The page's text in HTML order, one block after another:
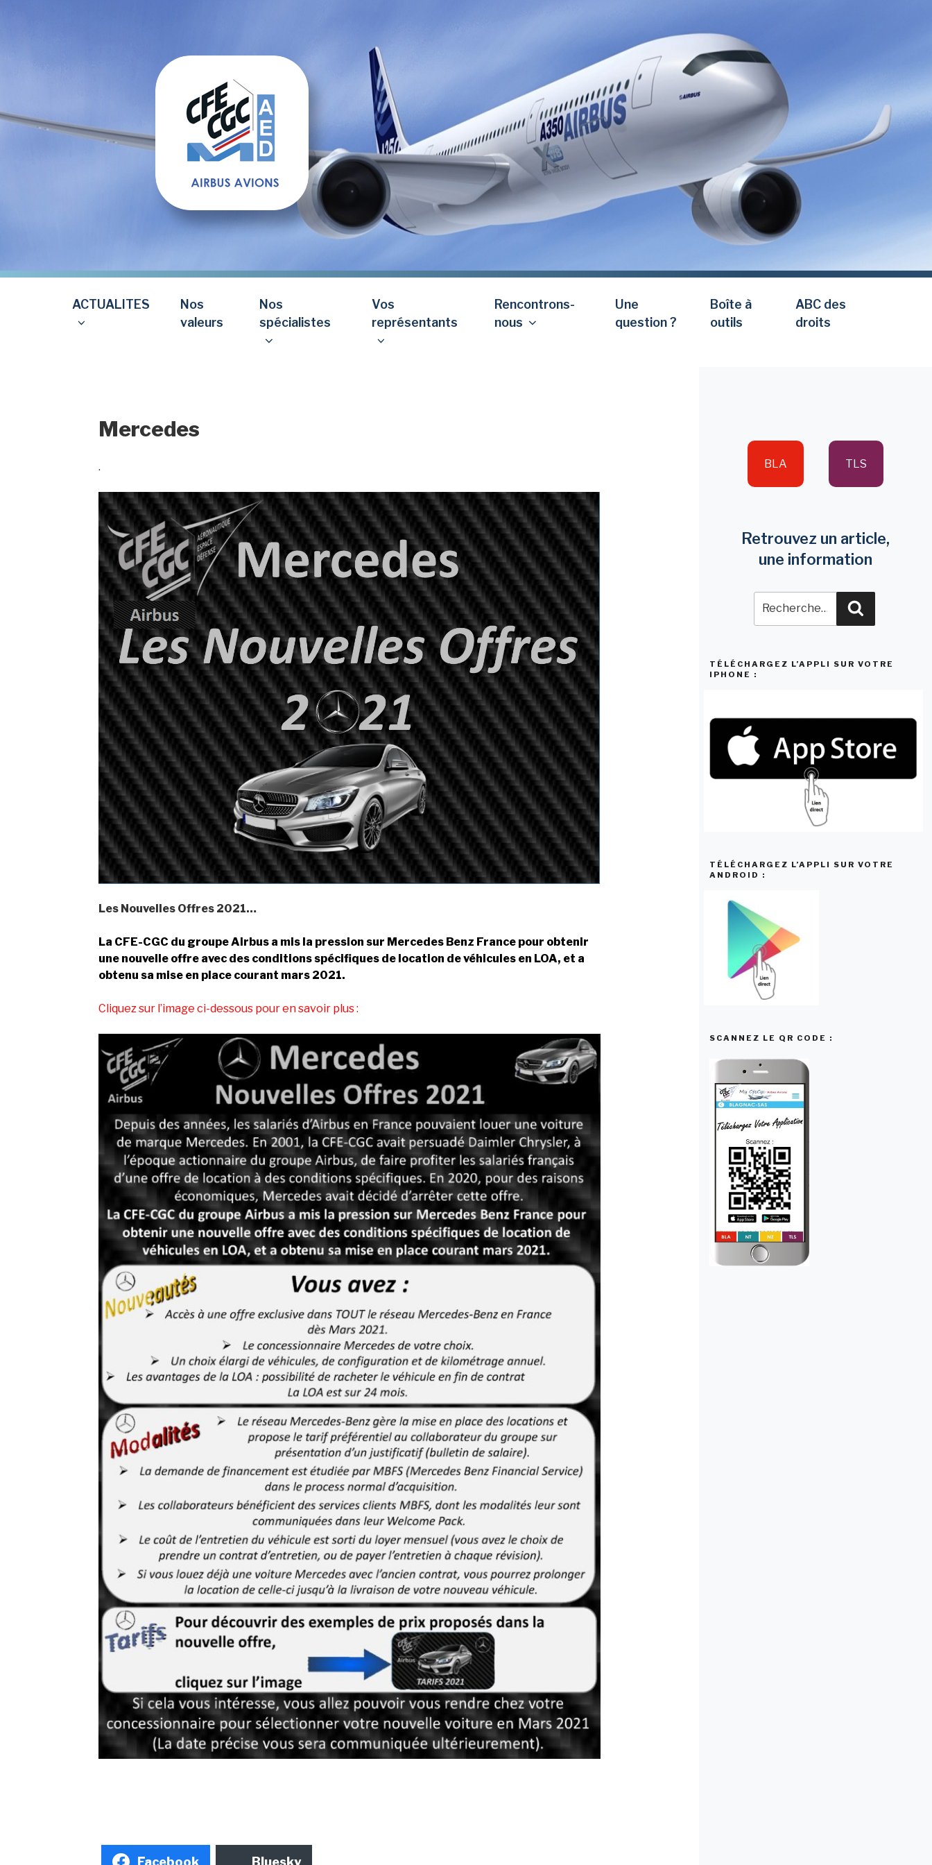
ACTUALITES
Nos
valeurs
Nos
spécialistes
Vos
représentants
Rencontrons-
nous
Une
question ?
Boîte à
outils
ABC des
droits
Mercedes
.
Les Nouvelles Offres 2021…
La CFE-CGC du groupe Airbus a mis la pression sur Mercedes Benz France pour obtenir
une nouvelle offre avec des conditions spécifiques de location de véhicules en LOA, et a
obtenu sa mise en place courant mars 2021.
Cliquez sur l’image ci-dessous pour en savoir plus :
Facebook Bluesky
BLA TLS
Retrouvez un article,
une information
pour
TÉLÉCHARGEZ L’APPLI SUR VOTRE
IPHONE :
TÉLÉCHARGEZ L’APPLI SUR VOTRE
ANDROID :
SCANNEZ LE QR CODE :